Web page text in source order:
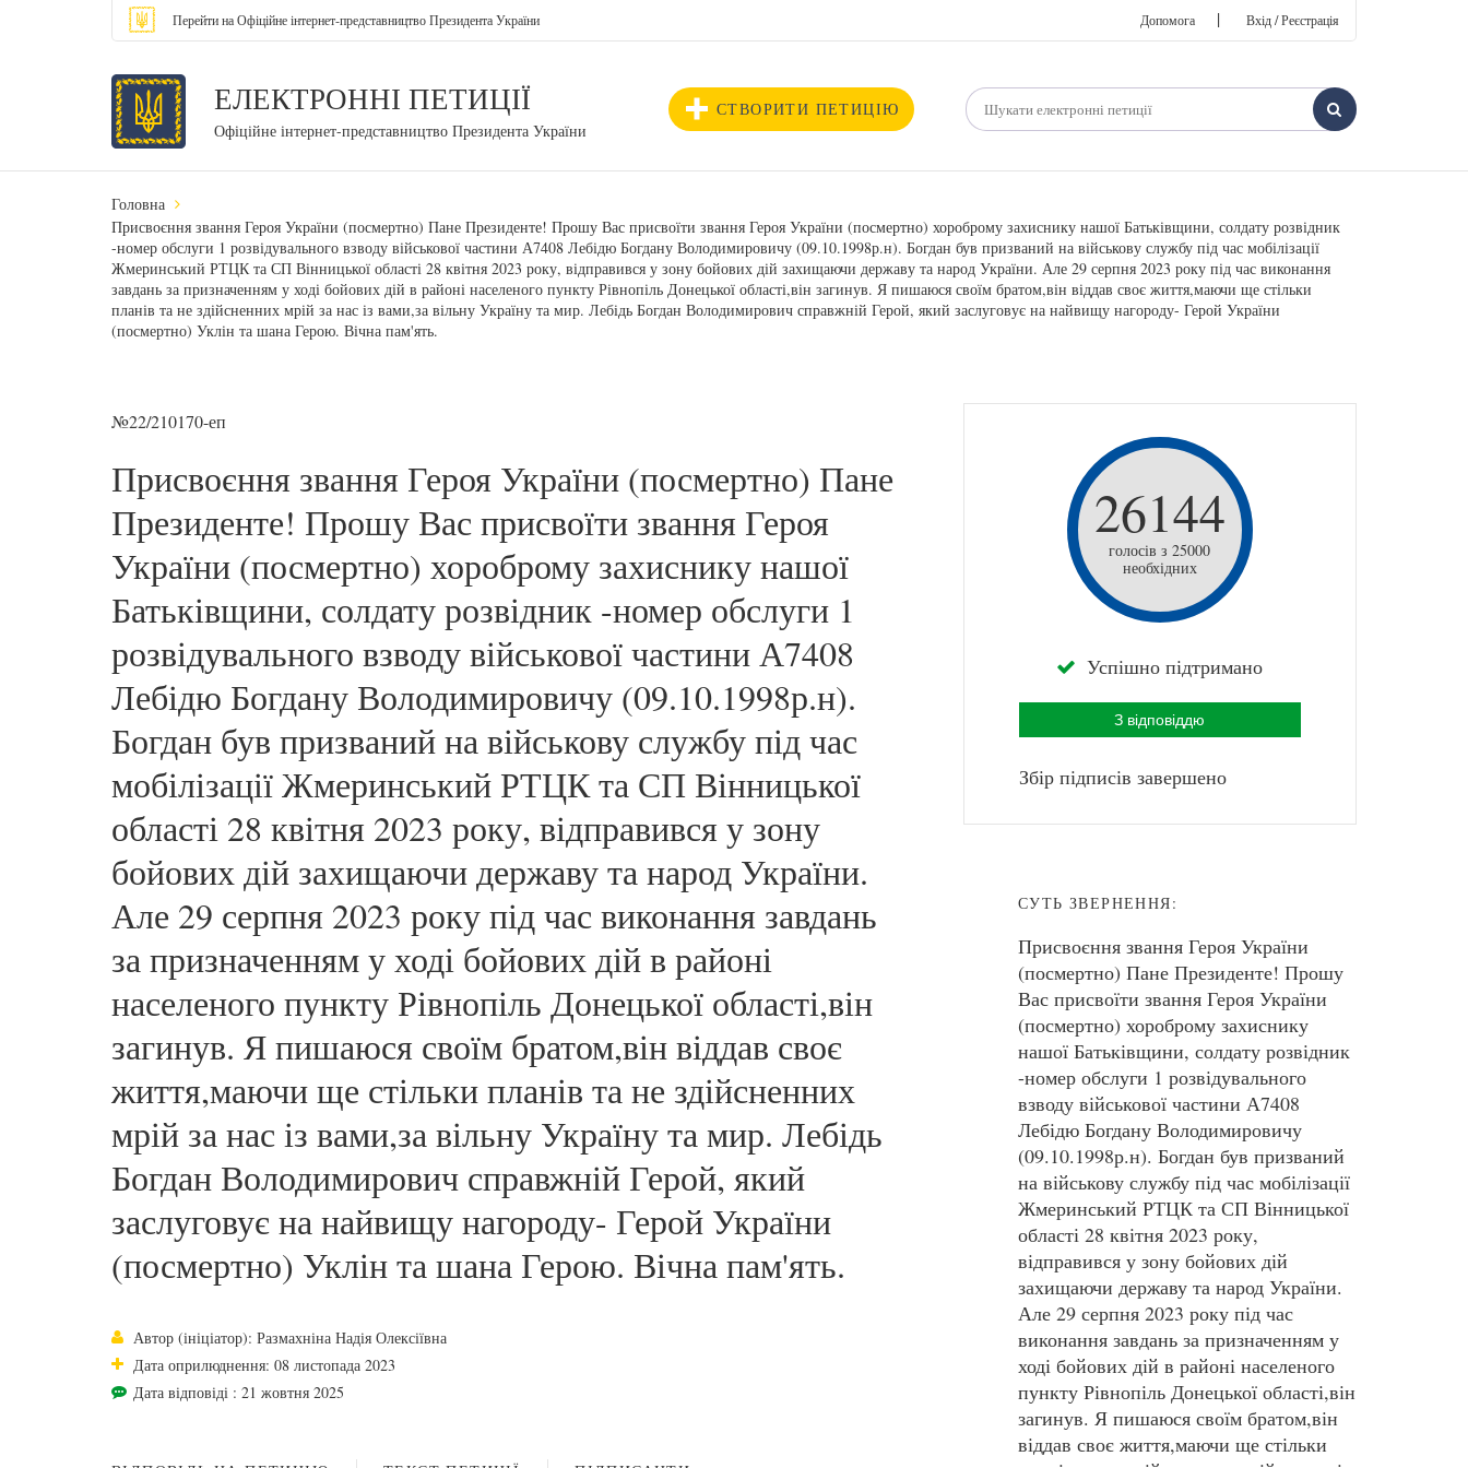
Перейти на Офіційне інтернет-представництво Президента України Допомога | Вхід / Реєстрація
ЕЛЕКТРОННІ ПЕТИЦІЇ
Офіційне інтернет-представництво Президента України
СТВОРИТИ ПЕТИЦІЮ
Головна
Присвоєння звання Героя України (посмертно) Пане Президенте! Прошу Вас присвоїти звання Героя України (посмертно) хороброму захиснику нашої Батьківщини, солдату розвідник
-номер обслуги 1 розвідувального взводу військової частини А7408 Лебідю Богдану Володимировичу (09.10.1998р.н). Богдан був призваний на військову службу під час мобілізації
Жмеринський РТЦК та СП Вінницької області 28 квітня 2023 року, відправився у зону бойових дій захищаючи державу та народ України. Але 29 серпня 2023 року під час виконання
завдань за призначенням у ході бойових дій в районі населеного пункту Рівнопіль Донецької області,він загинув. Я пишаюся своїм братом,він віддав своє життя,маючи ще стільки
планів та не здійсненних мрій за нас із вами,за вільну Україну та мир. Лебідь Богдан Володимирович справжній Герой, який заслуговує на найвищу нагороду- Герой України
(посмертно) Уклін та шана Герою. Вічна пам'ять.
№22/210170-еп
Присвоєння звання Героя України (посмертно) Пане
Президенте! Прошу Вас присвоїти звання Героя
України (посмертно) хороброму захиснику нашої
Батьківщини, солдату розвідник -номер обслуги 1
розвідувального взводу військової частини А7408
Лебідю Богдану Володимировичу (09.10.1998р.н).
Богдан був призваний на військову службу під час
мобілізації Жмеринський РТЦК та СП Вінницької
області 28 квітня 2023 року, відправився у зону
бойових дій захищаючи державу та народ України.
Але 29 серпня 2023 року під час виконання завдань
за призначенням у ході бойових дій в районі
населеного пункту Рівнопіль Донецької області,він
загинув. Я пишаюся своїм братом,він віддав своє
життя,маючи ще стільки планів та не здійсненних
мрій за нас із вами,за вільну Україну та мир. Лебідь
Богдан Володимирович справжній Герой, який
заслуговує на найвищу нагороду- Герой України
(посмертно) Уклін та шана Герою. Вічна пам'ять.
Автор (ініціатор): Размахніна Надія Олексіївна
Дата оприлюднення: 08 листопада 2023
Дата відповіді : 21 жовтня 2025
26144
голосів з 25000
необхідних
Успішно підтримано
З відповіддю
Збір підписів завершено
СУТЬ ЗВЕРНЕННЯ:
Присвоєння звання Героя України
(посмертно) Пане Президенте! Прошу
Вас присвоїти звання Героя України
(посмертно) хороброму захиснику
нашої Батьківщини, солдату розвідник
-номер обслуги 1 розвідувального
взводу військової частини А7408
Лебідю Богдану Володимировичу
(09.10.1998р.н). Богдан був призваний
на військову службу під час мобілізації
Жмеринський РТЦК та СП Вінницької
області 28 квітня 2023 року,
відправився у зону бойових дій
захищаючи державу та народ України.
Але 29 серпня 2023 року під час
виконання завдань за призначенням у
ході бойових дій в районі населеного
пункту Рівнопіль Донецької області,він
загинув. Я пишаюся своїм братом,він
віддав своє життя,маючи ще стільки